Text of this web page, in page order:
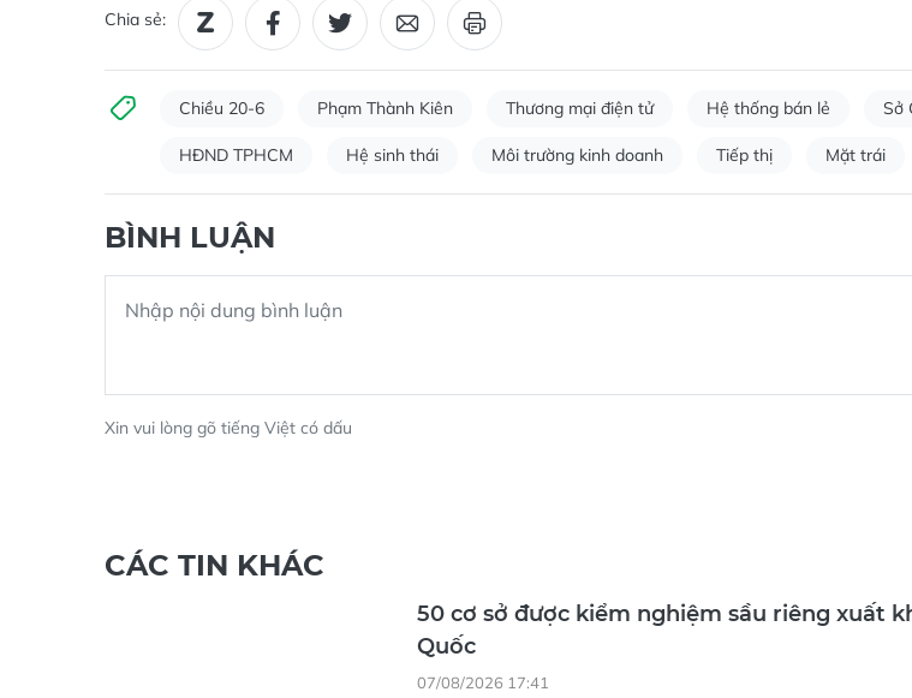
Chia sẻ:
Chiều 20-6 Phạm Thành Kiên Thương mại điện tử Hệ thống bán lẻ Sở
HĐND TPHCM Hệ sinh thái Môi trường kinh doanh Tiếp thị Mặt trái
BÌNH LUẬN
Xin vui lòng gõ tiếng Việt có dấu
CÁC TIN KHÁC
50 cơ sở được kiểm nghiệm sầu riêng xuất
Quốc
07/08/2026 17:41